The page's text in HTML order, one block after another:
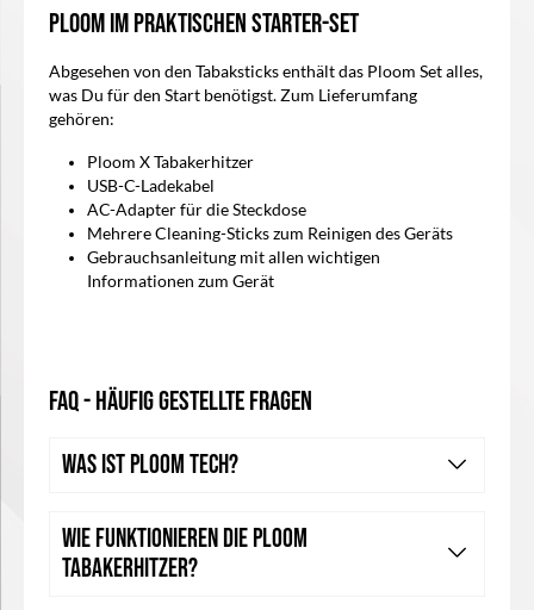
Ploom im praktischen Starter-Set
Abgesehen von den Tabaksticks enthält das Ploom Set alles,
was Du für den Start benötigst. Zum Lieferumfang
gehören:
Ploom X Tabakerhitzer
USB-C-Ladekabel
AC-Adapter für die Steckdose
Mehrere Cleaning-Sticks zum Reinigen des Geräts
Gebrauchsanleitung mit allen wichtigen
Informationen zum Gerät
FAQ - Häufig gestellte Fragen
Was ist Ploom Tech?
Wie funktionieren die Ploom
Tabakerhitzer?